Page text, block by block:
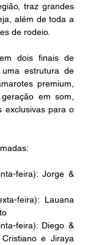
traz grandes
além de toda a
de rodeio.
dois finais de
estrutura de
premium,
em som,
exclusivas para o
feira): Jorge &
feira): Lauana
feira): Diego &
e Jiraya